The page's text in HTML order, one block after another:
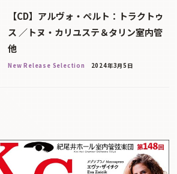
【CD】アルヴォ・ペルト：トラクトゥ
ス ／トヌ・カリユステ＆タリン室内管
他
New Release Selection 2024年3月5日